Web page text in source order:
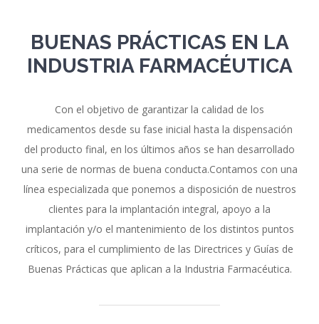
BUENAS PRÁCTICAS EN LA
INDUSTRIA FARMACÉUTICA
Con el objetivo de garantizar la calidad de los
medicamentos desde su fase inicial hasta la dispensación
del producto final, en los últimos años se han desarrollado
una serie de normas de buena conducta.Contamos con una
línea especializada que ponemos a disposición de nuestros
clientes para la implantación integral, apoyo a la
implantación y/o el mantenimiento de los distintos puntos
críticos, para el cumplimiento de las Directrices y Guías de
Buenas Prácticas que aplican a la Industria Farmacéutica.